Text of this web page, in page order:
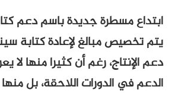
جديدة باسم دعم كتابة
لإعادة كتابة سيناريوهات
رغم أن كثيرا منها لا يعرف طريقه
اللاحقة، بل منها ما تكتف